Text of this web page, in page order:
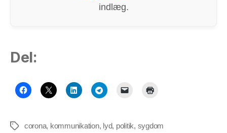
indlæg.
Del:
Tagscorona, kommunikation, lyd, politik, sygdom